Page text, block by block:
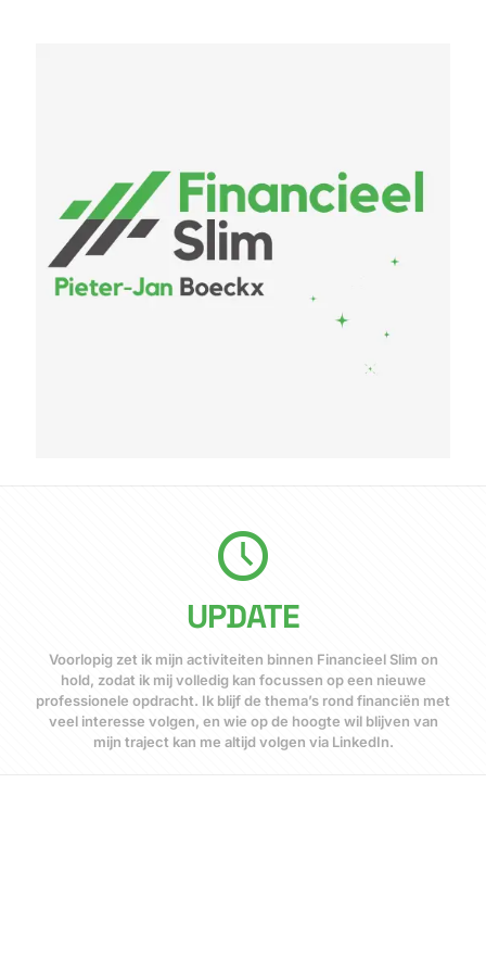
UPDATE
Voorlopig zet ik mijn activiteiten binnen Financieel Slim on
hold, zodat ik mij volledig kan focussen op een nieuwe
professionele opdracht. Ik blijf de thema’s rond financiën met
veel interesse volgen, en wie op de hoogte wil blijven van
mijn traject kan me altijd volgen via LinkedIn.